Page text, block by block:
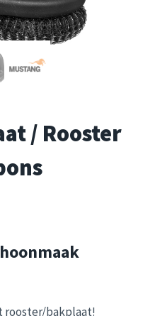
/ Rooster
rooster/bakplaat!